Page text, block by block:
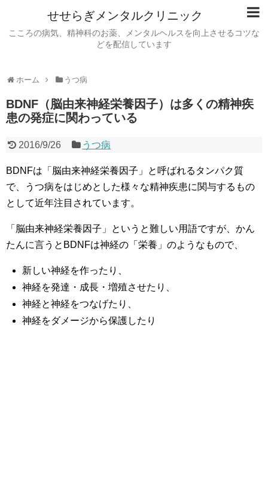
せせらぎメンタルクリニック
こころの病気、精神科のお薬、メンタルヘルスを向上させるコツな
どを配信しています
ホーム うつ病
BDNF（脳由来神経栄養因子）は多くの精神疾
患の発症に関わっている
2016/9/26 うつ病
BDNFは「脳由来神経栄養因子」と呼ばれるタンパク質
で、うつ病をはじめとした様々な精神疾患に関与するもの
として近年注目されています。
「脳由来神経栄養因子」というと難しい用語ですが、かん
たんに言うとBDNFは神経の「栄養」のようなもので、
新しい神経を作ったり、
神経を発達・成長・増殖させたり、
神経と神経をつなげたり、
神経をダメージから保護したり